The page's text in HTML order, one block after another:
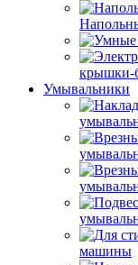
крышки-
Умывальники
машины